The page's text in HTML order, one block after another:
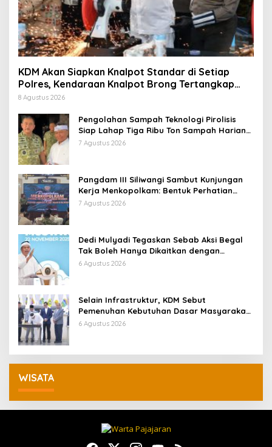
KDM Akan Siapkan Knalpot Standar di Setiap
Polres, Kendaraan Knalpot Brong Tertangkap
Langsung Ganti
8 Agustus 2026
Pengolahan Sampah Teknologi Pirolisis
Siap Lahap Tiga Ribu Ton Sampah Harian
Jawa Barat
7 Agustus 2026
Pangdam III Siliwangi Sambut Kunjungan
Kerja Menkopolkam: Bentuk Perhatian
Pemerintah
7 Agustus 2026
Dedi Mulyadi Tegaskan Sebab Aksi Begal
Tak Boleh Hanya Dikaitkan dengan
Ekonomi
6 Agustus 2026
Selain Infrastruktur, KDM Sebut
Pemenuhan Kebutuhan Dasar Masyarakat
Jadi Fokus APBD Jabar 2027
6 Agustus 2026
WISATA